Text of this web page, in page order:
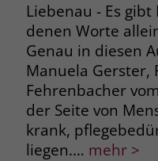
Liebenau - Es
denen Worte
Genau in diesen
Manuela Gerster,
Fehrenbacher
der Seite von
krank,
liegen.… mehr >